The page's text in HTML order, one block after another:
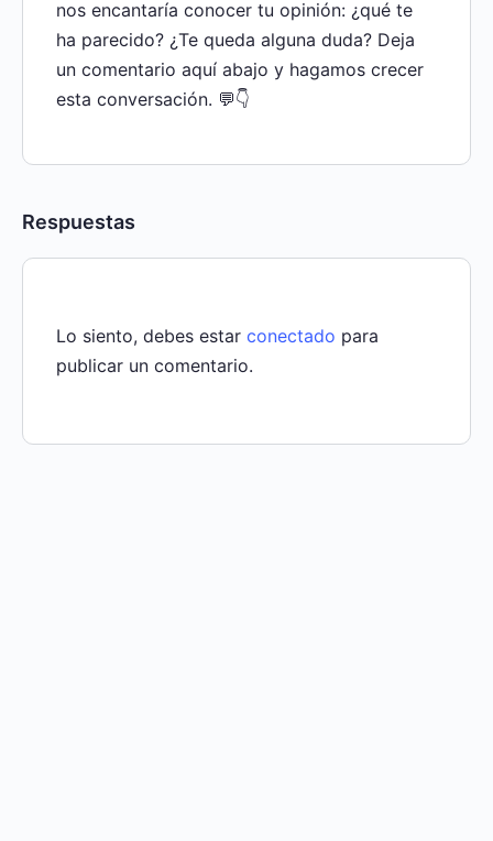
nos encantaría conocer tu opinión: ¿qué te
ha parecido? ¿Te queda alguna duda? Deja
un comentario aquí abajo y hagamos crecer
esta conversación. 💬👇
Respuestas
Lo siento, debes estar conectado para
publicar un comentario.